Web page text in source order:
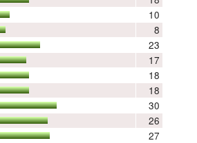
10
8
23
17
18
18
30
26
27